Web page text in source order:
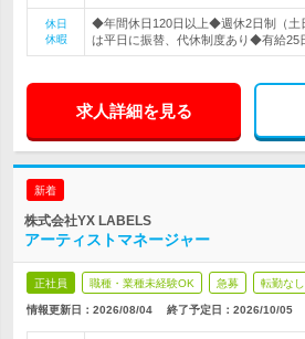
休日
休暇
◆年間休日120日以上◆週休2日制（土
は平日に振替、代休制度あり◆有給25
求人詳細を見る
新着
株式会社YX LABELS
アーティストマネージャー
正社員 職種・業種未経験OK 急募 転勤なし
情報更新日：2026/08/04 終了予定日： 2026/10/05